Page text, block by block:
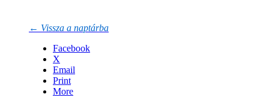
← Vissza a naptárba
Facebook
X
Email
Print
More